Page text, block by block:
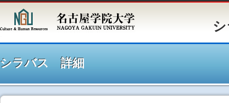
シラバ
シラバス 詳細